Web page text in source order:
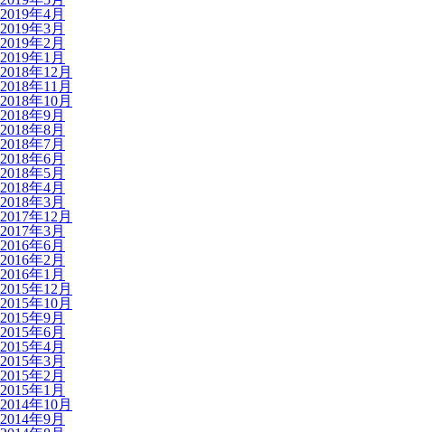
2019年4月
2019年3月
2019年2月
2019年1月
2018年12月
2018年11月
2018年10月
2018年9月
2018年8月
2018年7月
2018年6月
2018年5月
2018年4月
2018年3月
2017年12月
2017年3月
2016年6月
2016年2月
2016年1月
2015年12月
2015年10月
2015年9月
2015年6月
2015年4月
2015年3月
2015年2月
2015年1月
2014年10月
2014年9月